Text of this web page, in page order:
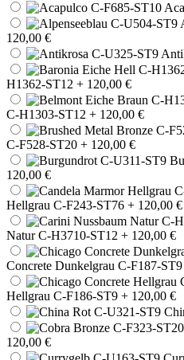
120,00 €
H1362-ST12 + 120,00 €
C-H1303-ST12 + 120,00 €
C-F528-ST20 + 120,00 €
120,00 €
Hellgrau C-F243-ST76 + 120,00 €
Natur C-H3710-ST12 + 120,00 €
Concrete Dunkelgrau C-F187-ST9
Hellgrau C-F186-ST9 + 120,00 €
120,00 €